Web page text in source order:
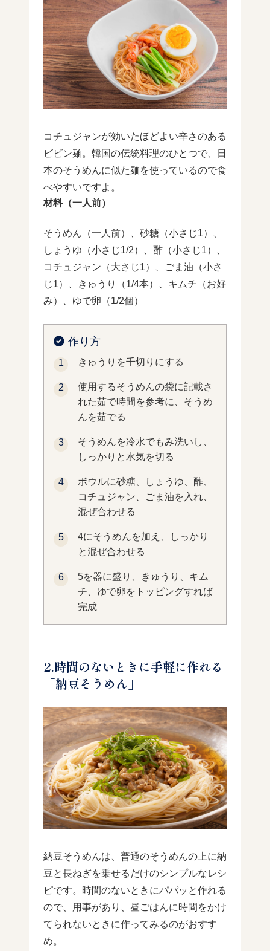
コチュジャンが効いたほどよい辛さのある
ビビン麺。韓国の伝統料理のひとつで、日
本のそうめんに似た麺を使っているので食
べやすいですよ。
材料（一人前）
そうめん（一人前）、砂糖（小さじ1）、
しょうゆ（小さじ1/2）、酢（小さじ1）、
コチュジャン（大さじ1）、ごま油（小さ
じ1）、きゅうり（1/4本）、キムチ（お好
み）、ゆで卵（1/2個）
作り方
きゅうりを千切りにする
使用するそうめんの袋に記載さ
れた茹で時間を参考に、そうめ
んを茹でる
そうめんを冷水でもみ洗いし、
しっかりと水気を切る
ボウルに砂糖、しょうゆ、酢、
コチュジャン、ごま油を入れ、
混ぜ合わせる
4にそうめんを加え、しっかり
と混ぜ合わせる
5を器に盛り、きゅうり、キム
チ、ゆで卵をトッピングすれば
完成
2.時間のないときに手軽に作れる
「納豆そうめん」
納豆そうめんは、普通のそうめんの上に納
豆と長ねぎを乗せるだけのシンプルなレシ
ピです。時間のないときにパパッと作れる
ので、用事があり、昼ごはんに時間をかけ
てられないときに作ってみるのがおすす
め。